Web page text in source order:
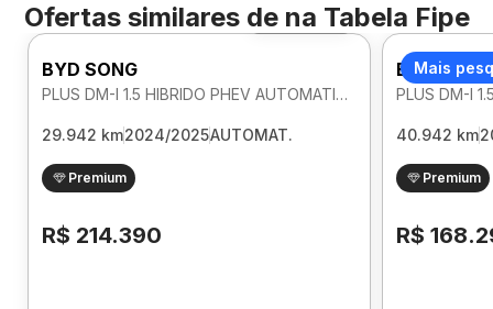
Ofertas similares de na Tabela Fipe
Foto 360º
BYD SONG
PLUS DM-I 1.5 HIBRIDO PHEV AUTOMATICO
29.942 km2024/2025AUTOMAT.
Premium
R$ 214.390
Mais
BYD SONG
40.942 km
Premium
R$